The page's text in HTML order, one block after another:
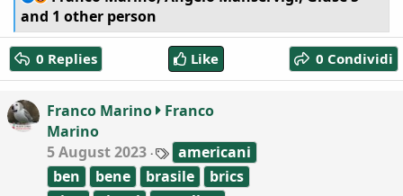
e
c
t
i
n
s
:
and 1 other person
0 Replies Like 0 Condividi
Franco Marino
Franco
Marino
5 August 2023
T
a
g
s
americani
ben
bene brasile
brics